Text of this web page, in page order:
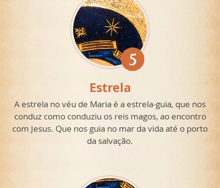
Estrela
A estrela no véu de Maria é a estrela-guia, que nos
conduz como conduziu os reis magos, ao encontro
com Jesus. Que nos guia no mar da vida até o porto
da salvação.